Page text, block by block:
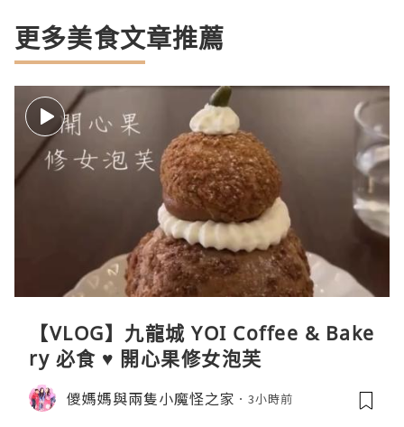
更多美食文章推薦
【VLOG】九龍城 YOI Coffee & Bake
ry 必食 ♥ 開心果修女泡芙
儍媽媽與兩隻小魔怪之家 3小時前